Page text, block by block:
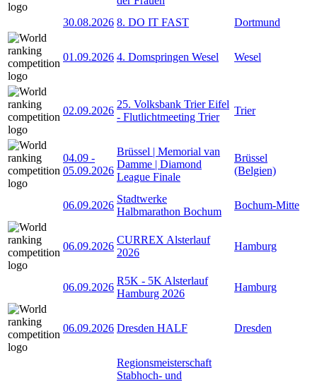
30.08.2026 8. DO IT FAST Dortmund
01.09.2026 4. Domspringen Wesel Wesel
02.09.2026
25. Volksbank Trier Eifel
- Flutlichtmeeting Trier
Trier
04.09 -
05.09.2026
Brüssel | Memorial van
Damme | Diamond
League Finale
Brüssel
(Belgien)
06.09.2026
Stadtwerke
Halbmarathon Bochum
Bochum-Mitte
06.09.2026
CURREX Alsterlauf
2026
Hamburg
06.09.2026
R5K - 5K Alsterlauf
Hamburg 2026
Hamburg
06.09.2026 Dresden HALF Dresden
Regionsmeisterschaft
Stabhoch- und